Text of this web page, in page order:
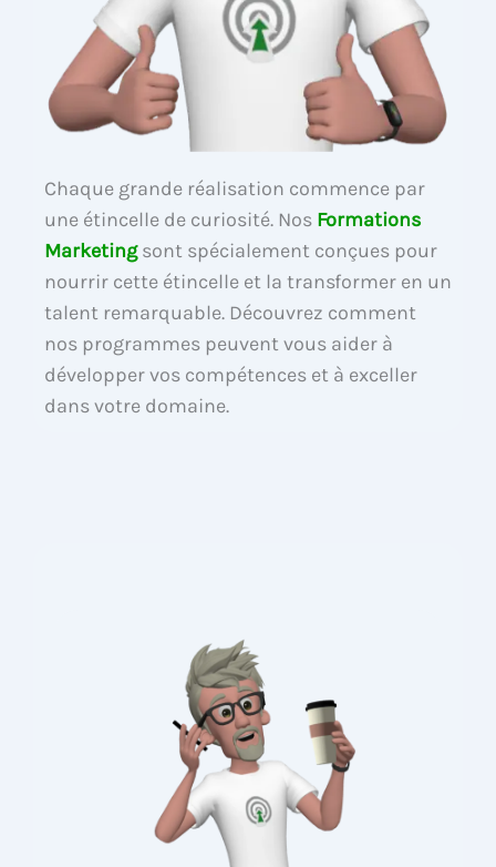
Chaque grande réalisation commence par
une étincelle de curiosité. Nos Formations
Marketingsont spécialement conçues pour
nourrir cette étincelle et la transformer en un
talent remarquable. Découvrez comment
nos programmes peuvent vous aider à
développer vos compétences et à exceller
dans votre domaine.